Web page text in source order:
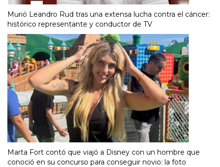
Murió Leandro Rud tras una extensa lucha contra el cáncer:
histórico representante y conductor de TV
Marta Fort contó que viajó a Disney con un hombre que
conoció en su concurso para conseguir novio: la foto